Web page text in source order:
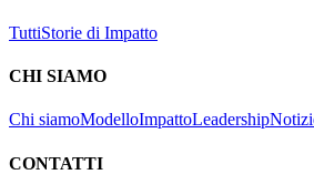
TuttiStorie di Impatto
CHI SIAMO
Chi siamoModelloImpattoLeadership
CONTATTI